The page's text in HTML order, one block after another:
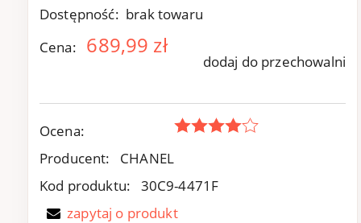
Dostępność: brak towaru
Cena:
689,99 zł
dodaj do przechowalni
Ocena:
Producent:
CHANEL
Kod produktu:
30C9-4471F
zapytaj o produkt